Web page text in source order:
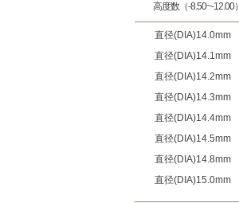
高度数（-8.50~-12.00）
直径(DIA)14.0mm
直径(DIA)14.1mm
直径(DIA)14.2mm
直径(DIA)14.3mm
直径(DIA)14.4mm
直径(DIA)14.5mm
直径(DIA)14.8mm
直径(DIA)15.0mm